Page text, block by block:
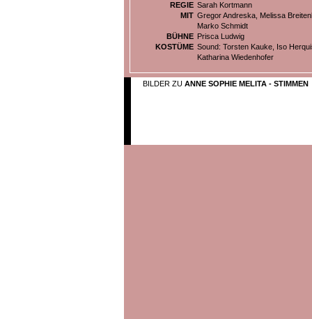
REGIE Sarah Kortmann
MIT Gregor Andreska, Melissa
Marko Schmidt
BÜHNE Prisca Ludwig
KOSTÜME Sound: Torsten Kauke, Iso
Katharina Wiedenhofer
BILDER ZU ANNE SOPHIE MELITA - STIMMEN